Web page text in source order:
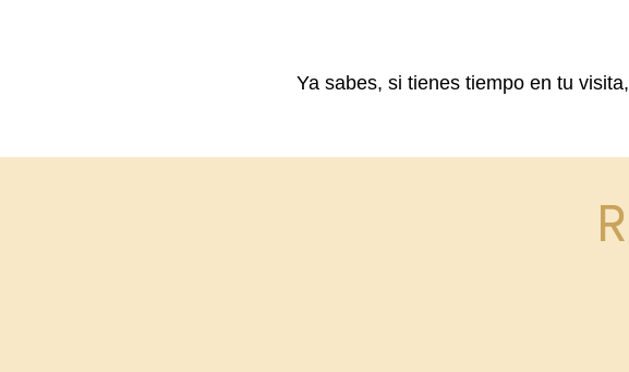
Ya sabes, si tienes tiempo en tu